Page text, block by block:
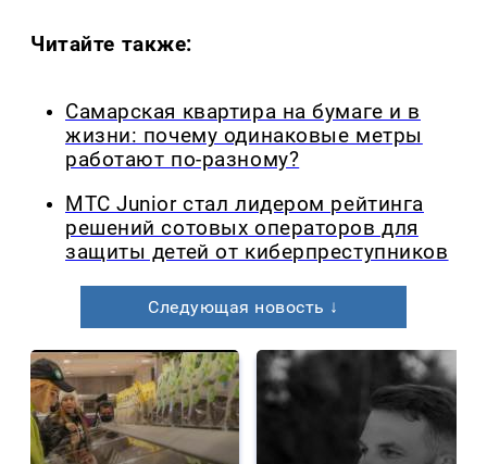
Читайте также:
Самарская квартира на бумаге и в
жизни: почему одинаковые метры
работают по-разному?
МТС Junior стал лидером рейтинга
решений сотовых операторов для
защиты детей от киберпреступников
Следующая новость ↓